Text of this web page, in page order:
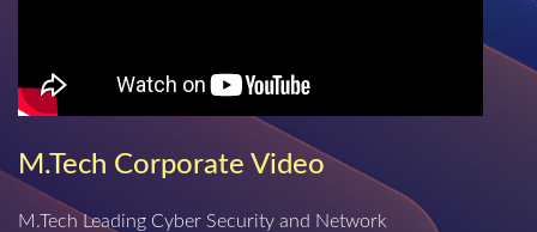
M.Tech Corporate Video
M.Tech Leading Cyber Security and Network